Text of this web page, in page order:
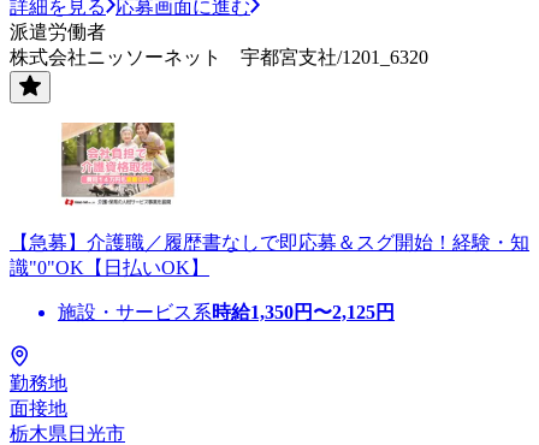
詳細を見る
応募画面に進む
派遣労働者
株式会社ニッソーネット 宇都宮支社/1201_6320
【急募】介護職／履歴書なしで即応募＆スグ開始！経験・知
識"0"OK【日払いOK】
施設・サービス系時給1,350円〜2,125円
勤務地
面接地
栃木県日光市